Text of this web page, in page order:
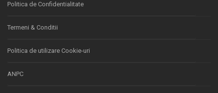
Politica de Confidentialitate
Termeni & Conditii
Politica de utilizare Cookie-uri
ANPC